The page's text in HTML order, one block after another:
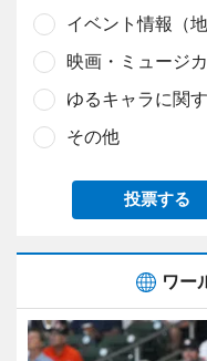
イベント情報（
映画・ミュージ
ゆるキャラに関
その他
投票する
ワー